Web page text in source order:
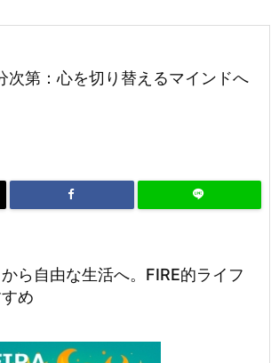
次第：心を切り替えるマインドへ
ら自由な生活へ。FIRE的ライフ
め